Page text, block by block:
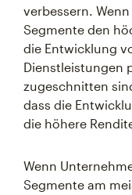
verbessern.
Segmente den
die Entwicklung
Dienstleistungen
zugeschnitten
dass die
die höhere
Wenn
Segmente am